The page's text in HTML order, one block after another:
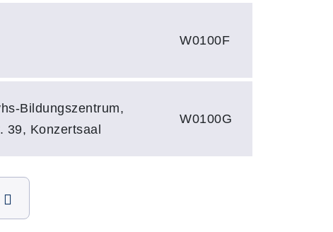
W0100F
Bildungszentrum,
39, Konzertsaal
W0100G